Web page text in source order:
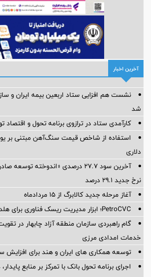
آخرین اخبار
نشست هم افزایی ستاد اربعین بیمه ایران و
شد
کارآمدی ستاد در ترازوی برنامه تحول و اقتصاد
استفاده از شاخص قیمت سنگ‌آهن مبتنی بر
دلاری
آخرین سود ۲۷.۷ درصدی «اندوخته
نرخ جدید ۲۹.۱ درصد
آغاز مرحله جدید کالابرگ از ۱۵ مردادماه
PetroCVC؛ ابزار مدیریت ریسک فناوری برای هلدینگ
گام راهبردی سازمان منطقه آزاد چابهار در
خدمات امدادی مرزی
توسعه همکاری های ایران و هند برای افزایش
اجرای برنامه تحول بانک با تمرکز بر منابع